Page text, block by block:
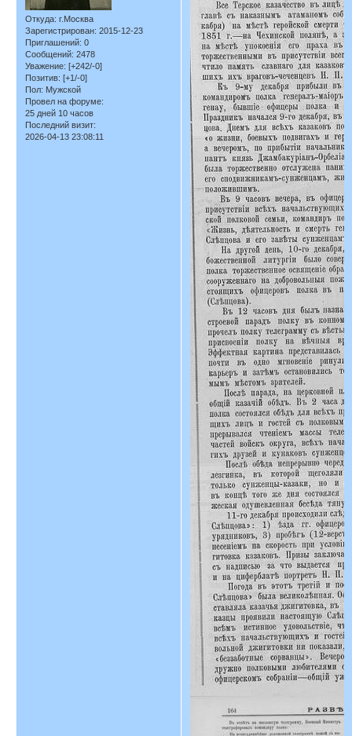
Откуда: г.Москва
Зарегистрирован: 2015-12-23
Приглашений: 0
Сообщений: 2478
Уважение: [+242/-0]
Позитив: [+1/-0]
Пол: Мужской
Провел на форуме:
25 дней 10 часов
Последний визит:
2026-04-13 23:08:11